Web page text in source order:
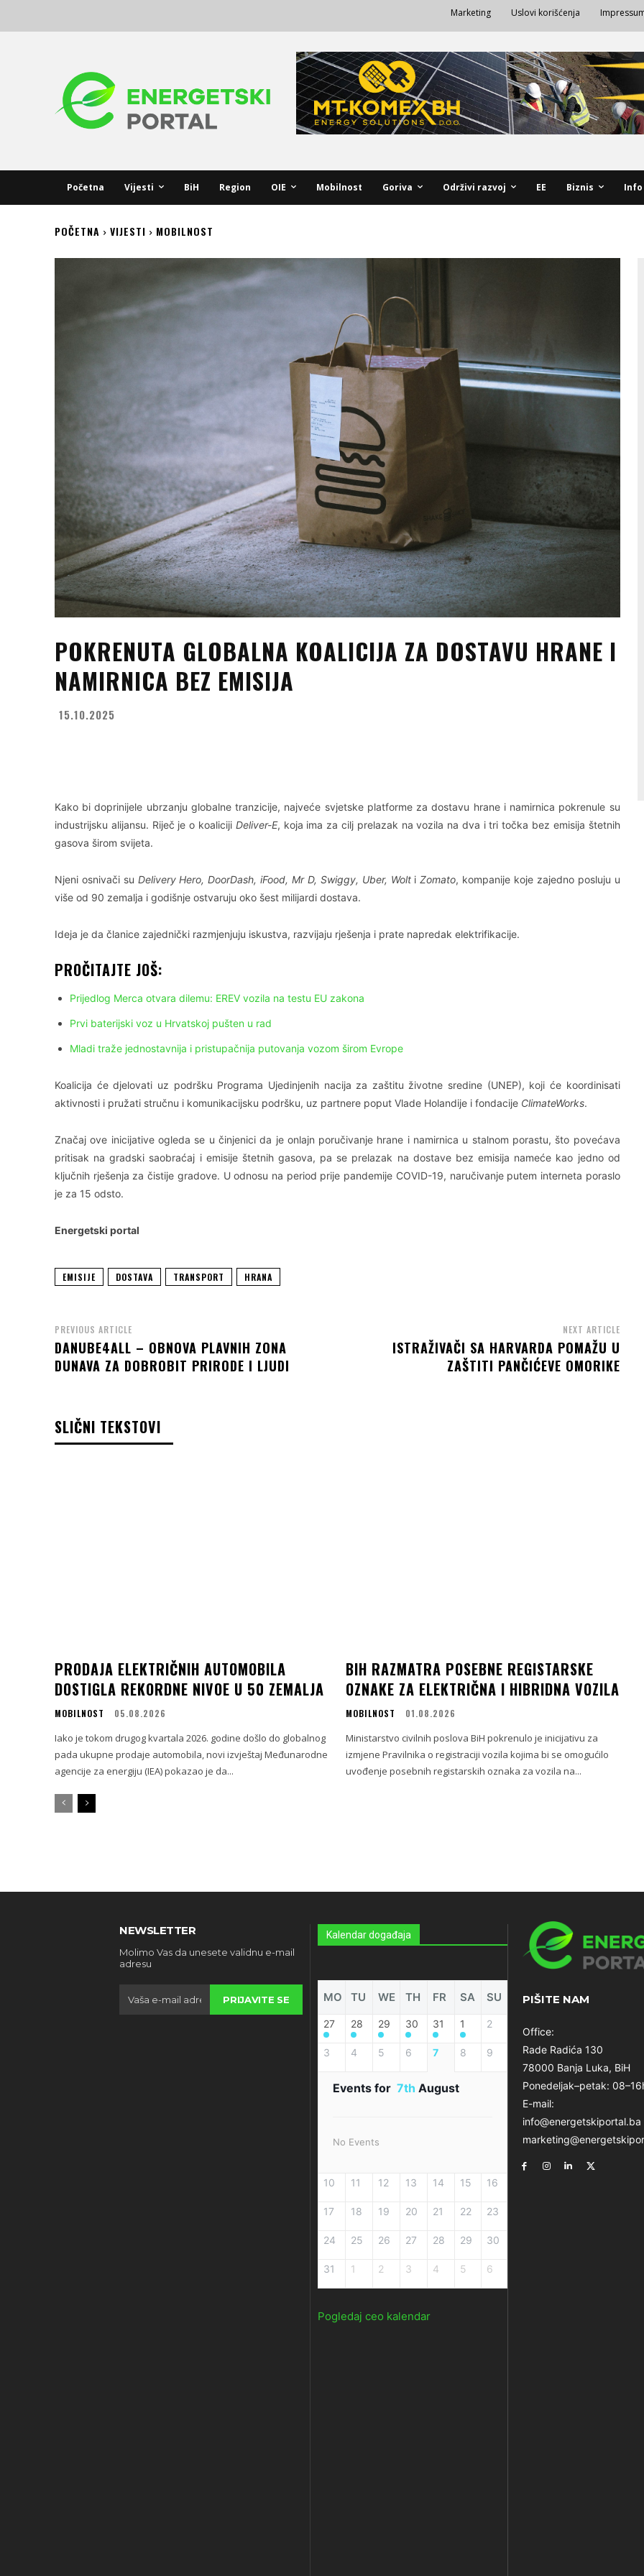
Marketing Uslovi korišćenja
Početna Vijesti BiH Region OIE Mobilnost Goriva Održivi razvoj EE Biznis Info
POČETNA VIJESTI MOBILNOST
POKRENUTA GLOBALNA KOALICIJA ZA DOSTAVU HRANE I
NAMIRNICA BEZ EMISIJA
15.10.2025
Kako bi doprinijele ubrzanju globalne tranzicije, najveće svjetske platforme za dostavu hrane i namirnica pokrenule su
industrijsku alijansu. Riječ je o koaliciji Deliver-E, koja ima za cilj prelazak na vozila na dva i tri točka bez emisija štetnih
gasova širom svijeta.
Njeni osnivači su Delivery Hero, DoorDash, iFood, Mr D, Swiggy, Uber, Wolt iZomato, kompanije koje zajedno posluju u
više od 90 zemalja i godišnje ostvaruju oko šest milijardi dostava.
Ideja je da članice zajednički razmjenjuju iskustva, razvijaju rješenja i prate napredak elektrifikacije.
PROČITAJTE JOŠ:
Prijedlog Merca otvara dilemu: EREV vozila na testu EU zakona
Prvi baterijski voz u Hrvatskoj pušten u rad
Mladi traže jednostavnija i pristupačnija putovanja vozom širom Evrope
Koalicija će djelovati uz podršku Programa Ujedinjenih nacija za zaštitu životne sredine (UNEP), koji će koordinisati
aktivnosti i pružati stručnu i komunikacijsku podršku, uz partnere poput Vlade Holandije i fondacije ClimateWorks.
Značaj ove inicijative ogleda se u činjenici da je onlajn poručivanje hrane i namirnica u stalnom porastu, što povećava
pritisak na gradski saobraćaj i emisije štetnih gasova, pa se prelazak na dostave bez emisija nameće kao jedno od
ključnih rješenja za čistije gradove. U odnosu na period prije pandemije COVID-19, naručivanje putem interneta poraslo
je za 15 odsto.
Energetski portal
EMISIJE DOSTAVA TRANSPORT HRANA
PREVIOUS ARTICLE
DANUBE4ALL – OBNOVA PLAVNIH ZONA
DUNAVA ZA DOBROBIT PRIRODE I LJUDI
NEXT ARTICLE
ISTRAŽIVAČI SA HARVARDA POMAŽU U
ZAŠTITI PANČIĆEVE OMORIKE
SLIČNI TEKSTOVI
PRODAJA ELEKTRIČNIH AUTOMOBILA
DOSTIGLA REKORDNE NIVOE U 50 ZEMALJA
MOBILNOST 05.08.2026
Iako je tokom drugog kvartala 2026. godine došlo do globalnog
pada ukupne prodaje automobila, novi izvještaj Međunarodne
agencije za energiju (IEA) pokazao je da...
BIH RAZMATRA POSEBNE REGISTARSKE
OZNAKE ZA ELEKTRIČNA I HIBRIDNA VOZILA
MOBILNOST 01.08.2026
Ministarstvo civilnih poslova BiH pokrenulo je inicijativu za
izmjene Pravilnika o registraciji vozila kojima bi se omogućilo
uvođenje posebnih registarskih oznaka za vozila na...
NEWSLETTER
Molimo Vas da unesete validnu e-mail
adresu
PRIJAVITE SE
Kalendar događaja
MO TU WE TH FR SA SU
27 28 29 30 31 1 2
3 4 5 6 7 8 9
Events for 7th August
No Events
10 11 12 13 14 15 16
17 18 19 20 21 22 23
24 25 26 27 28 29 30
31 1 2 3 4 5 6
Pogledaj ceo kalendar
PIŠITE NAM
Office:
Rade Radića 130
78000 Banja Luka, BiH
Ponedeljak–petak:
E-mail:
info@energetskiportal.ba